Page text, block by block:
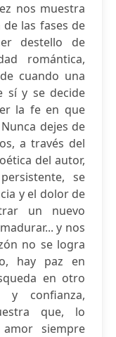
nos muestra
las fases de
destello de
romántica,
cuando una
sí y se decide
la fe en que
dejes de
a través del
del autor,
se
y el dolor de
un nuevo
y nos
no se logra
hay paz en
en otro
y confianza,
que, lo
siempre